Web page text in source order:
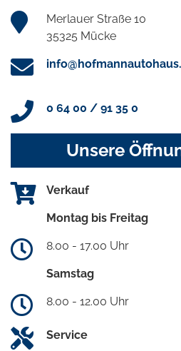
Merlauer Straße 10
35325 Mücke
0 64 00 / 91 35 0
Unsere
Verkauf
Montag bis Freitag
8.00 - 17.00 Uhr
Samstag
8.00 - 12.00 Uhr
Service